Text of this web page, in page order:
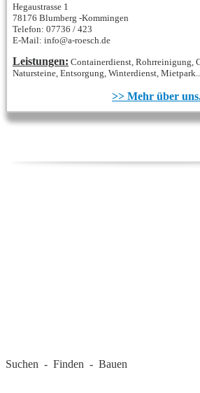
Hegaustrasse 1
78176 Blumberg -Kommingen
Telefon: 07736 / 423
E-Mail: info@a-roesch.de
Leistungen: Containerdienst, Rohrreinigung,
Natursteine, Entsorgung, Winterdienst, Mietpark...
>> Mehr über
Suchen - Finden - Bauen